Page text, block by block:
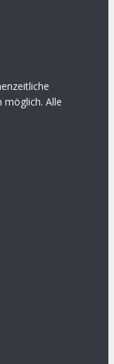
möglich. Alle